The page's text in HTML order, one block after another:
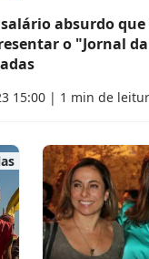
salário absurdo
o "Jornal
15:00 | 1 min de